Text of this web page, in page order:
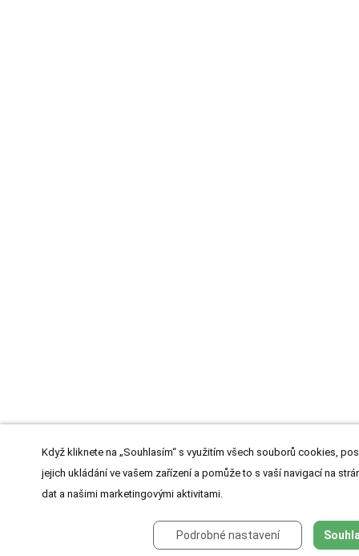
Když kliknete na „Souhlasím“ s využitím všech souborů cookies,
jejich ukládání ve vašem zařízení a pomůže to s vaší navigací na
dat a našimi marketingovými aktivitami.
Podrobné nastavení